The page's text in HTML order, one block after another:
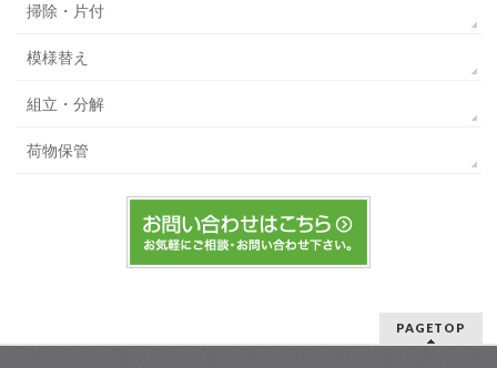
掃除・片付
模様替え
組立・分解
荷物保管
PAGETOP